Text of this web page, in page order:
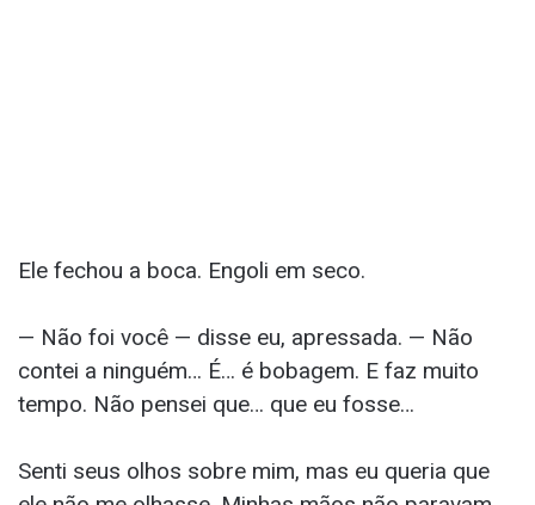
Ele fechou a boca. Engoli em seco.
— Não foi você — disse eu, apressada. — Não
contei a ninguém… É… é bobagem. E faz muito
tempo. Não pensei que… que eu fosse…
Senti seus olhos sobre mim, mas eu queria que